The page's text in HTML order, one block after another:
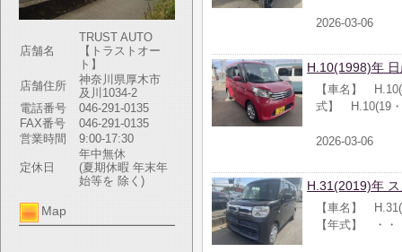
店舗名
TRUST AUTO
【トラストオー
ト】
店舗住所
神奈川県厚木市
及川1034-2
電話番号
046-291-0135
FAX番号
046-291-0135
営業時間
9:00-17:30
定休日
年中無休
(夏期休暇 年末年
始等を 除く)
Map
2026-03-06
H.10(1998)年
【車名】
式】 H.10(19
2026-03-06
H.31(2019)年
【車名】
【年式】 ・・